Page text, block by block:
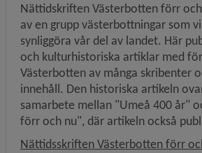
Nättidskriften Västerbotten förr
av en grupp västerbottningar som
synliggöra vår del av landet. Här
och kulturhistoriska artiklar med
Västerbotten av många skribenter
innehåll. Den historiska artikeln
samarbete mellan "Umeå 400 år"
förr och nu", där artikeln också
Nättidsskriften Västerbotten förr